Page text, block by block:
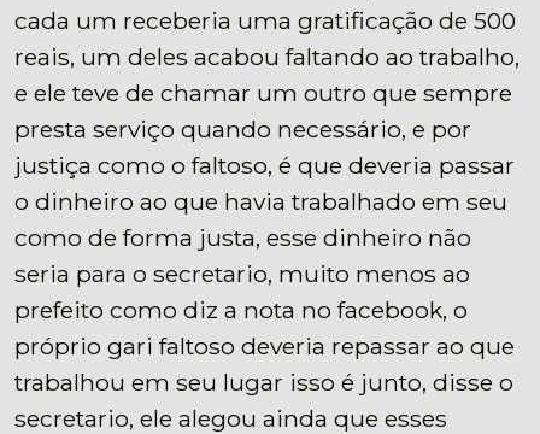
cada um receberia uma gratificação de 500
reais, um deles acabou faltando ao trabalho,
e ele teve de chamar um outro que sempre
presta serviço quando necessário, e por
justiça como o faltoso, é que deveria passar
o dinheiro ao que havia trabalhado em seu
como de forma justa, esse dinheiro não
seria para o secretario, muito menos ao
prefeito como diz a nota no facebook, o
próprio gari faltoso deveria repassar ao que
trabalhou em seu lugar isso é junto, disse o
secretario, ele alegou ainda que esses